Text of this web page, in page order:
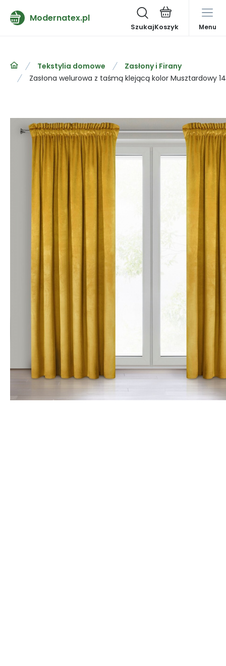
Modernatex.pl
Szukaj Menu
Tekstylia domowe
Zasłony i Firany
Zasłona welurowa z taśmą klejącą kolor Musztardowy